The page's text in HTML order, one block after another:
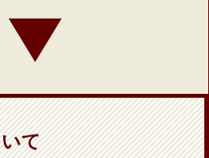
▼
て